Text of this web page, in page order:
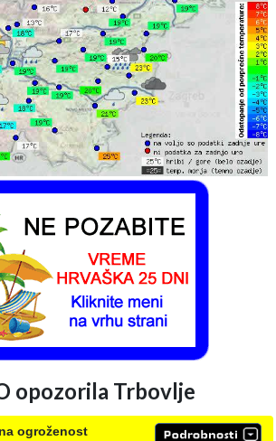
opozorila Trbovlje
ogroženost